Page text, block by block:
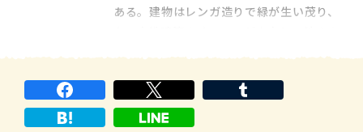
ある。建物はレンガ造りで緑が生い茂り、
物のワイドナー図書館は北米で最大規模の
蔵書数を誇り、キャンパス中央にそび […]